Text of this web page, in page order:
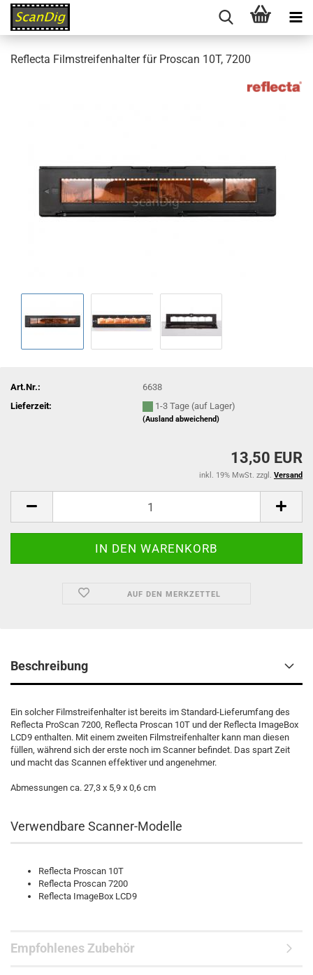
Reflecta Filmstreifenhalter für Proscan 10T, 7200
Art.Nr.:
6638
Lieferzeit:
1-3 Tage (auf Lager)
(Ausland abweichend)
13,50 EUR
inkl. 19% MwSt. zzgl. Versand
AUF DEN MERKZETTEL
Beschreibung
Ein solcher Filmstreifenhalter ist bereits im Standard-Lieferumfang des
Reflecta ProScan 7200, Reflecta Proscan 10T und der Reflecta ImageBox
LCD9 enthalten. Mit einem zweiten Filmstreifenhalter kann man diesen
füllen, während sich der erste noch im Scanner befindet. Das spart Zeit
und macht das Scannen effektiver und angenehmer.
Abmessungen ca. 27,3 x 5,9 x 0,6 cm
Verwendbare Scanner-Modelle
Reflecta Proscan 10T
Reflecta Proscan 7200
Reflecta ImageBox LCD9
Empfohlenes Zubehör